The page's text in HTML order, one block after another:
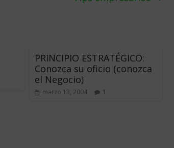
PRINCIPIO ESTRATÉGICO:
Conozca su oficio (conozca
el Negocio)
marzo 13, 2004 1